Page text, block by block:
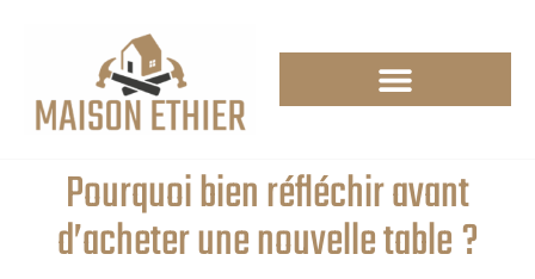
Pourquoi bien réfléchir avant
d’acheter une nouvelle table ?